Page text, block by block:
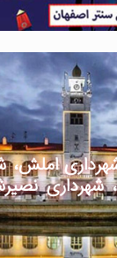
املش،
شهرداری